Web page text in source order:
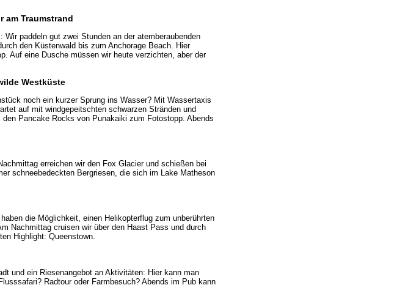
am Traumstrand
paddeln gut zwei Stunden an der atemberaubenden
den Küstenwald bis zum Anchorage Beach. Hier
Auf eine Dusche müssen wir heute verzichten, aber der
Westküste
noch ein kurzer Sprung ins Wasser? Mit Wassertaxis
auf mit windgepeitschten schwarzen Stränden und
Pancake Rocks von Punakaiki zum Fotostopp. Abends
erreichen wir den Fox Glacier und schießen bei
schneebedeckten Bergriesen, die sich im Lake Matheson
die Möglichkeit, einen Helikopterflug zum unberührten
Nachmittag cruisen wir über den Haast Pass und durch
Highlight: Queenstown.
und ein Riesenangebot an Aktivitäten: Hier kann man
Radtour oder Farmbesuch? Abends im Pub kann